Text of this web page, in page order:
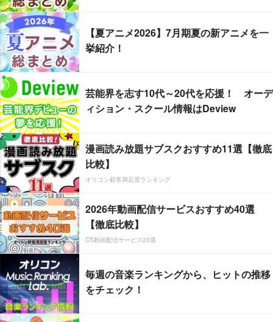
【夏アニメ2026】7月期夏の新アニメを一
挙紹介！
芸能界を志す10代～20代を応援！ オーデ
ィション・スクール情報はDeview
漫画読み放題サブスクおすすめ11選【徹底
比較】
オリコン顧客満足度ランキング
2026年動画配信サービスおすすめ40選
【徹底比較】
CS動画配信サービス20選
毎週の音楽ランキングから、ヒットの推移
をチェック！